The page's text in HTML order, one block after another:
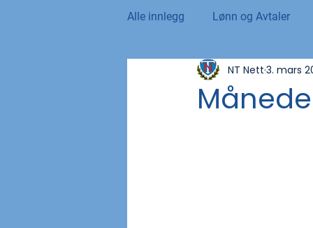
Alle innlegg Lønn og Avtaler
Norsk Tollblad Kurs og
NT Nett 3. mars